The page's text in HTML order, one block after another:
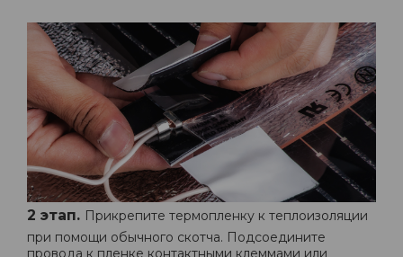
2 этап. Прикрепите термопленку к теплоизоляции
при помощи обычного скотча. Подсоедините
провода к пленке контактными клеммами или